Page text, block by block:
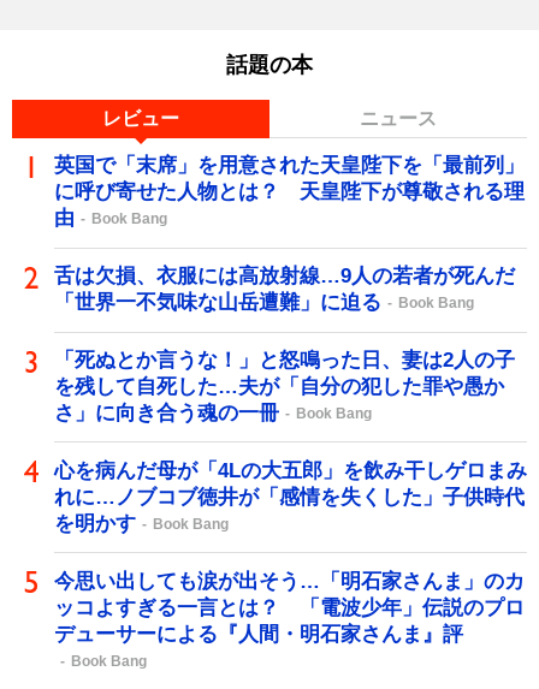
話題の本
レビュー ニュース
英国で「末席」を用意された天皇陛下を「最前列」
に呼び寄せた人物とは？ 天皇陛下が尊敬される理
由
Book Bang
舌は欠損、衣服には高放射線…9人の若者が死んだ
「世界一不気味な山岳遭難」に迫る
Book Bang
「死ぬとか言うな！」と怒鳴った日、妻は2人の子
を残して自死した…夫が「自分の犯した罪や愚か
さ」に向き合う魂の一冊
Book Bang
心を病んだ母が「4Lの大五郎」を飲み干しゲロまみ
れに…ノブコブ徳井が「感情を失くした」子供時代
を明かす
Book Bang
今思い出しても涙が出そう…「明石家さんま」のカ
ッコよすぎる一言とは？ 「電波少年」伝説のプロ
デューサーによる『人間・明石家さんま』評
Book Bang